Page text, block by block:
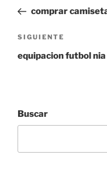
entradas
anterior:
comprar
Siguiente
entrada
SIGUIENTE
equipacion futbol nia
Buscar